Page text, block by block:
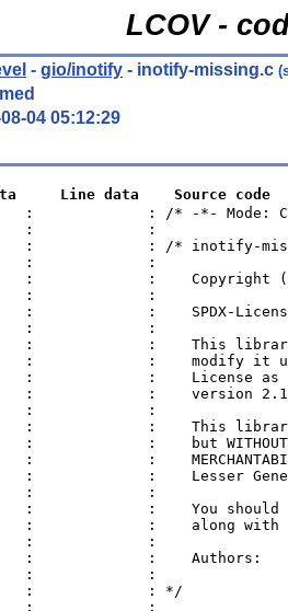
LCOV -
- gio/inotify - inotify-missing.c
04 05:12:29
Line data    Source code
:             : /* -*- Mode:
:             :
:             : /* inotify-
:             :
:             :    Copyright
:             :
:             :    SPDX-
:             :
:             :    This
:             :    modify it
:             :    License
:             :    version
:             :
:             :    This
:             :    but
:             :
:             :    Lesser
:             :
:             :    You
:             :    along
:             :
:             :    Authors:
:             :
:             : */
:             :